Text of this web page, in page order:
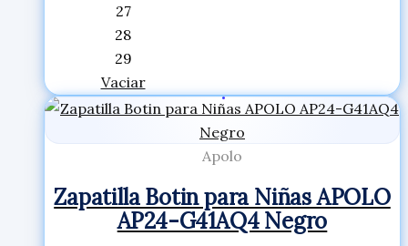
27
28
29
Vaciar
Apolo
Zapatilla Botin para Niñas APOLO
AP24-G41AQ4 Negro